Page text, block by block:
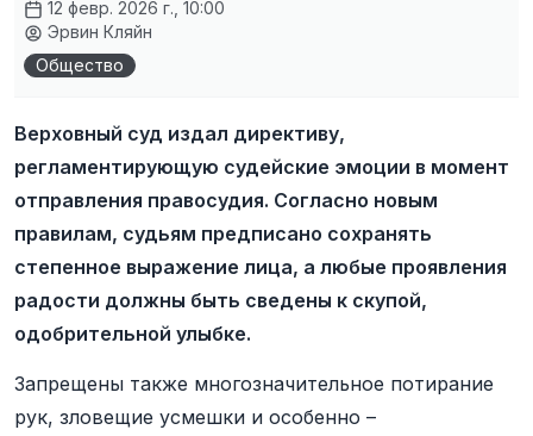
12 февр. 2026 г., 10:00
Эрвин Кляйн
Общество
Верховный суд издал директиву,
регламентирующую судейские эмоции в момент
отправления правосудия. Согласно новым
правилам, судьям предписано сохранять
степенное выражение лица, а любые проявления
радости должны быть сведены к скупой,
одобрительной улыбке.
Запрещены также многозначительное потирание
рук, зловещие усмешки и особенно –